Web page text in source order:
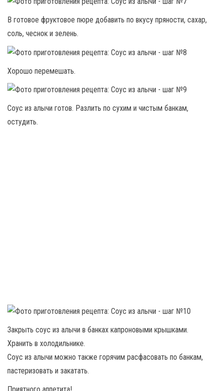
В готовое фруктовое пюре добавить по вкусу пряности, сахар,
соль, чеснок и зелень.
Хорошо перемешать.
Соус из алычи готов. Разлить по сухим и чистым банкам,
остудить.
Закрыть соус из алычи в банках капроновыми крышками.
Хранить в холодильнике.
Соус из алычи можно также горячим расфасовать по банкам,
пастеризовать и закатать.